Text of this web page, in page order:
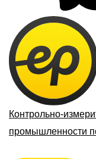
Контрольно-
промышленности